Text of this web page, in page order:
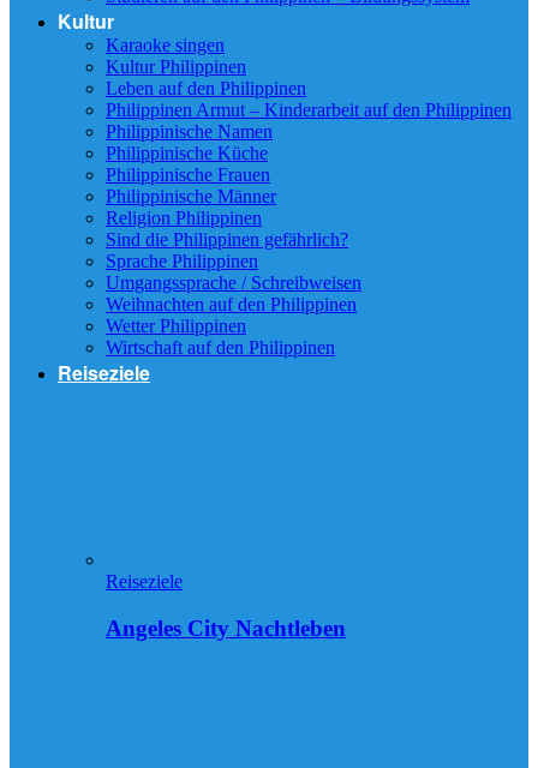
Kultur
Karaoke singen
Kultur Philippinen
Leben auf den Philippinen
Philippinen Armut – Kinderarbeit auf den Philippinen
Philippinische Namen
Philippinische Küche
Philippinische Frauen
Philippinische Männer
Religion Philippinen
Sind die Philippinen gefährlich?
Sprache Philippinen
Umgangssprache / Schreibweisen
Weihnachten auf den Philippinen
Wetter Philippinen
Wirtschaft auf den Philippinen
Reiseziele
Reiseziele
Angeles City Nachtleben